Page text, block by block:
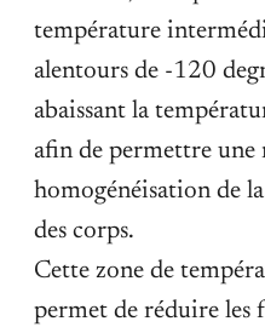
température
alentours de -120
abaissant la
afin de permettre une
homogénéisation de
des corps.
Cette zone de
permet de réduire les